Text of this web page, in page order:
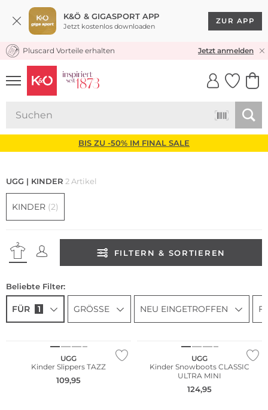
K&Ö & GIGASPORT APP
Jetzt kostenlos downloaden
ZUR APP
KOSTENLOSER VERSAND* & RÜCKVERSAND
Pluscard Vorteile erhalten Jetzt anmelden
UNSERE APP
CLICK &
BIS ZU -50% IM FINAL SALE
UGG | KINDER 2 Artikel
KINDER (2)
FILTERN & SORTIEREN
Beliebte Filter:
FÜR 1 GRÖSSE NEU EINGETROFFEN
UGG
Kinder Slippers TAZZ
109,95
UGG
Kinder Snowboots CLASSIC
ULTRA MINI
124,95